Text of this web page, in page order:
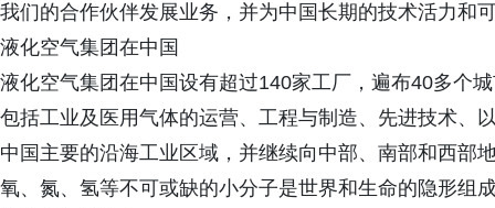
我们的合作伙伴发展业务，并为中国长期的技术活力和
液化空气集团在中国
液化空气集团在中国设有超过140家工厂，遍布40多个
包括工业及医用气体的运营、工程与制造、先进技术、
中国主要的沿海工业区域，并继续向中部、南部和西部
氧、氮、氢等不可或缺的小分子是世界和生命的隐形组